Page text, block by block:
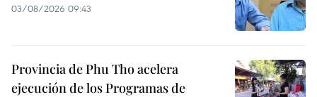
03/08/2026 09:43
Provincia de Phu Tho acelera
ejecución de los Programas de